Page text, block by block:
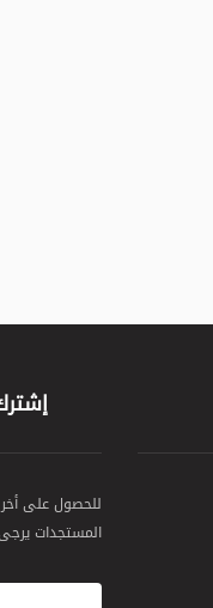
للحصول على أخر
المستجدات يرجى